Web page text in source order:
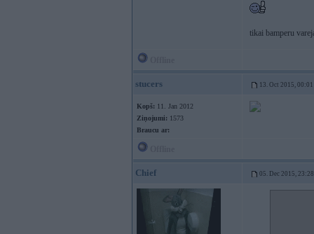
tikai bamperu
stucers 13. Oct 2015, 00:01
Kopš: 11. Jan 2012
Ziņojumi: 1573
Braucu ar:
Chief 05. Dec 2015, 23:28